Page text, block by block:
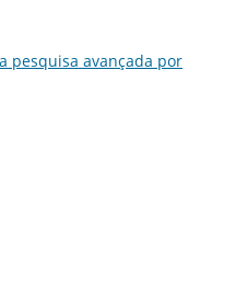
pesquisa avançada por